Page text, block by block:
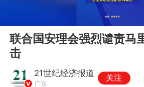
联合国安理会强烈谴责马
击
21世纪经济报道
广东
关注